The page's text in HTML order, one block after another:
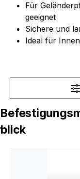
Für
geeignet
Sichere und
Ideal für